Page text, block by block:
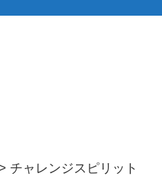
> チャレンジスピリット